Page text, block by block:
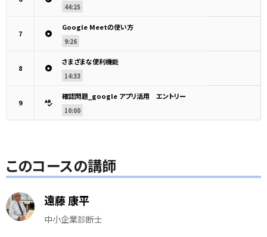
44:25
7
Google Meetの使い方
9:26
8
さまざまな便利機能
14:33
9
確認問題_google アプリ活用 エントリー
10:00
このコースの講師
遠藤 康平
中小企業診断士